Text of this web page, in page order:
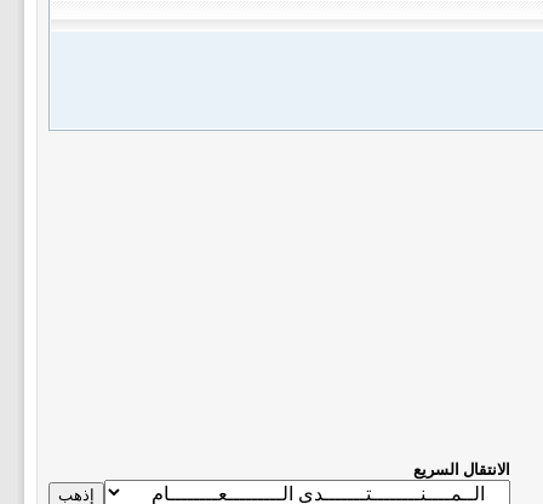
الانتقال السريع